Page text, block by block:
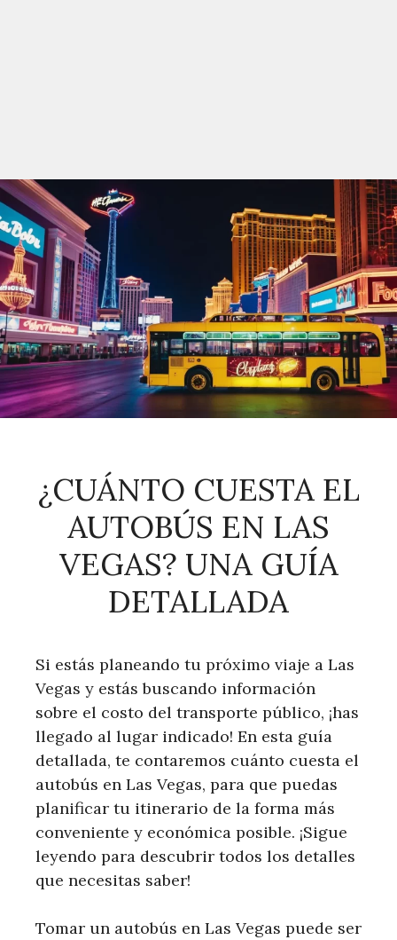
¿CUÁNTO CUESTA EL
AUTOBÚS EN LAS
VEGAS? UNA GUÍA
DETALLADA
Si estás planeando tu próximo viaje a Las
Vegas y estás buscando información
sobre el costo del transporte público, ¡has
llegado al lugar indicado! En esta guía
detallada, te contaremos cuánto cuesta el
autobús en Las Vegas, para que puedas
planificar tu itinerario de la forma más
conveniente y económica posible. ¡Sigue
leyendo para descubrir todos los detalles
que necesitas saber!
Tomar un autobús en Las Vegas puede ser